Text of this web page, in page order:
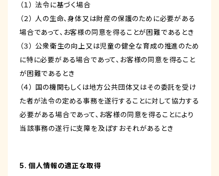
（１） 法令に基づく場合
（２） 人の生命、身体又は財産の保護のために必要がある
場合であって、お客様の同意を得ることが困難であるとき
（３） 公衆衛生の向上又は児童の健全な育成の推進のため
に特に必要がある場合であって、お客様の同意を得ること
が困難であるとき
（４） 国の機関もしくは地方公共団体又はその委託を受け
た者が法令の定める事務を遂行することに対して協力する
必要がある場合であって、お客様の同意を得ることにより
当該事務の遂行に支障を及ぼすおそれがあるとき
5. 個人情報の適正な取得